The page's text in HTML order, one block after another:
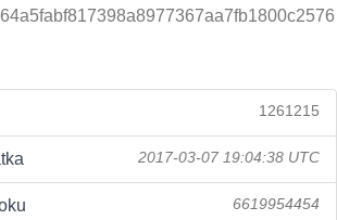
1261215
2017-03-07 19:04:38 UTC
6619954454